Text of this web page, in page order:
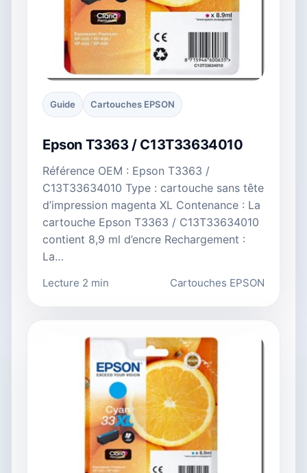
Guide Cartouches EPSON
Epson T3363 / C13T33634010
Référence OEM : Epson T3363 /
C13T33634010 Type : cartouche sans tête
d’impression magenta XL Contenance : La
cartouche Epson T3363 / C13T33634010
contient 8,9 ml d’encre Rechargement :
La…
Lecture 2 min Cartouches EPSON